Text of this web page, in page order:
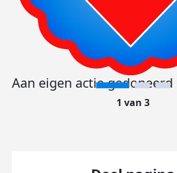
Aan eigen actie gedoneerd
1 van 3